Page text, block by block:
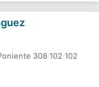
308 102 102